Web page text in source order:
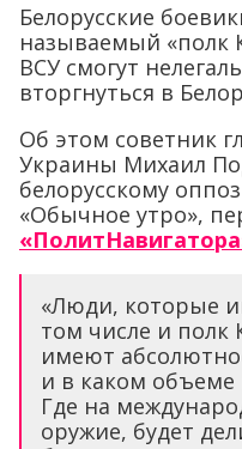
Белорусские
называемый «полк
ВСУ смогут
вторгнуться в
Об этом советник
Украины Михаил
белорусскому
«Обычное утро»,
«Люди, которые
том числе и полк
имеют
и в каком
Где на
оружие, будет